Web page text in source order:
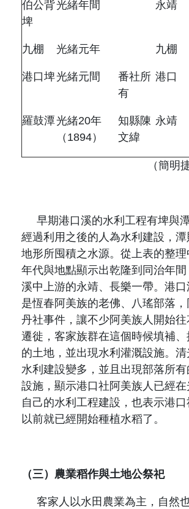
伯公背
埤
光緒年間 永靖
九棚 光緒元年 九棚
港口埤光緒元間
番社所
有
港口
羅鼓潭光緒20年
（ 1894）
知縣陳
文緯
永靖
（簡明
早期港口溪的水利工程有埤與
經過利用之後的人為水利建設，
地形所囤積之水源。從上表的整
年代與地點顯示出乾隆到同治年間
溪中上游的永靖、長樂一帶。港
是恆春阿美族的老佛、八瑤部落
丹社事件，讓不少阿美族人開始
遷徙，客家族群在這個時候填補
的土地，並出現水利灌溉設施。
水利建設變多，並且出現部落所
設施，顯示港口社阿美族人已經
自己的水利工程建設，也表示港
以前就已經開始種植水稻了。
（三）農業稻作與土地公祭祀
客家人以水田農業為主，自然